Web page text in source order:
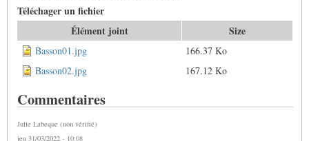
Téléchager un fichier
Élément joint
Size
Basson01.jpg
166.37 Ko
Basson02.jpg
167.12 Ko
Commentaires
Julie Labeque (non vérifié)
jeu 31/03/2022 - 10:08